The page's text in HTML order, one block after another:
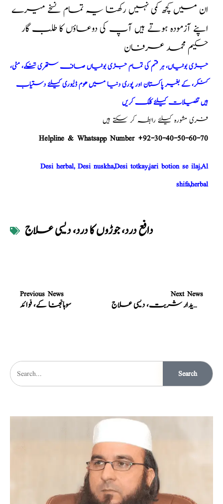
ان میں کچھ کمی نہیں رکھتا یہ تمام نسخے میرے
اپنے آزمودہ ہوتے ہیں آپ کی دوعاؤں کا طلب گار
حکیم محمد عرفان
جڑی بوٹیاں، ہر قسم کی تمام جڑی بوٹیاں صاف ستھری تنکے، مٹی،
کنکر، کے بغیر پاکستان اور پوری دنیا میں ھوم ڈلیوری کیلئے دستیاب
ہیں تفصیلات کیلئے کلک کریں
فری مشورہ کیلئے رابطہ کر سکتے ہیں
Helpline & Whatsapp Number +92-30-40-50-60-70
Desi herbal, Desi nuskha,Desi totkay,jari botion se ilaj,Al
shifa,herbal
دافع درد، جوڑوں کا درد، دیسی علاج
Previous News
سوہانجنا کے، فوائد
Next News
قبض کشا مزیدار شربت، دیسی علاج
Search